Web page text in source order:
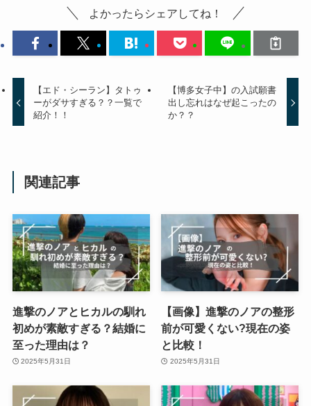
よかったらシェアしてね！
【エド・シーラン】タトゥ
ーがダサすぎる？？一覧で
紹介！！
【博多女子中】の入試願書
出し忘れはなぜ起こったの
か？？
関連記事
進撃のノアとヒカルの馴れ
初めが素敵すぎる？結婚に
至った理由は？
2025年5月31日
【画像】進撃のノアの整形
前が可愛くない?現在の姿
と比較！
2025年5月31日